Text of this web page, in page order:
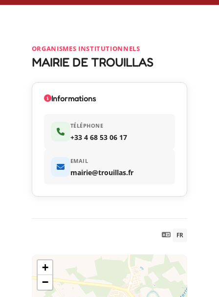
ORGANISMES INSTITUTIONNELS
MAIRIE DE TROUILLAS
FR
+
−
Informations
TÉLÉPHONE
+33 4 68 53 06 17
EMAIL
mairie@trouillas.fr